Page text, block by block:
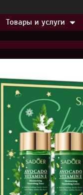
Товары и услуги